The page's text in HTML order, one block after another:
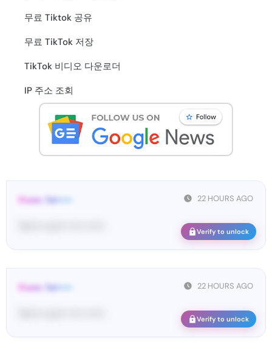
무료 Tiktok 공유
무료 TikTok 저장
TikTok 비디오 다운로더
IP 주소 조회
22 HOURS AGO
From: Tel•••••
Verify to unlock
22 HOURS AGO
From: Tel•••••
Verify to unlock